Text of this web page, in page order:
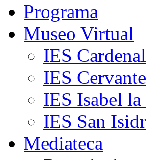
Programa
Museo Virtual
IES
IES
IES Isabel
IES San
Mediateca